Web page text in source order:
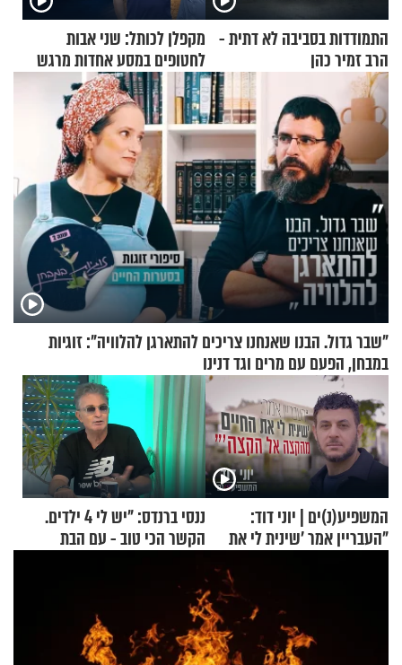
התמודדות בסביבה לא דתית -
הרב זמיר כהן
מקפלן לכותל: שני אבות
לחטופים במסע אחדות מרגש
"שבר גדול. הבנו שאנחנו צריכים להתארגן להלוויה": זוגיות
במבחן, הפעם עם מרים וגד דנינו
המשפיע(נ)ים | יוני דוד:
"העבריין אמר 'שינית לי את
ננסי ברנדס: "יש לי 4 ילדים.
הקשר הכי טוב - עם הבת